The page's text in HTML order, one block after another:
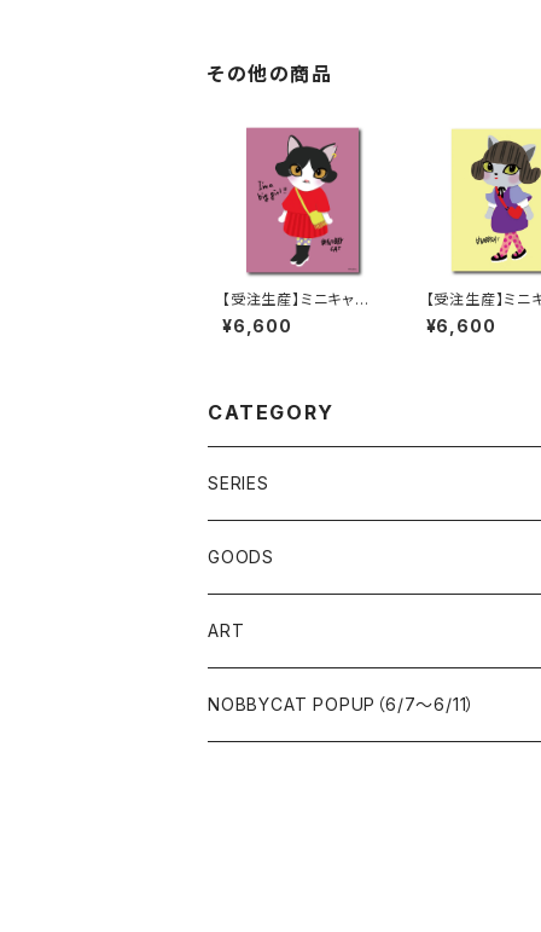
その他の商品
【受注生産】ミニキャン
バス／Pono
¥6,600
【受注生産】ミニ
バス／Kinako
¥6,600
CATEGORY
SERIES
女の子
NOBBYCAT
不思議の国のアリス
GOODS
iPhone&スマホケース
iPhoneケース
ポーチ
ART
一点もの
NOBBYCAT POPUP（6/7〜6/11）